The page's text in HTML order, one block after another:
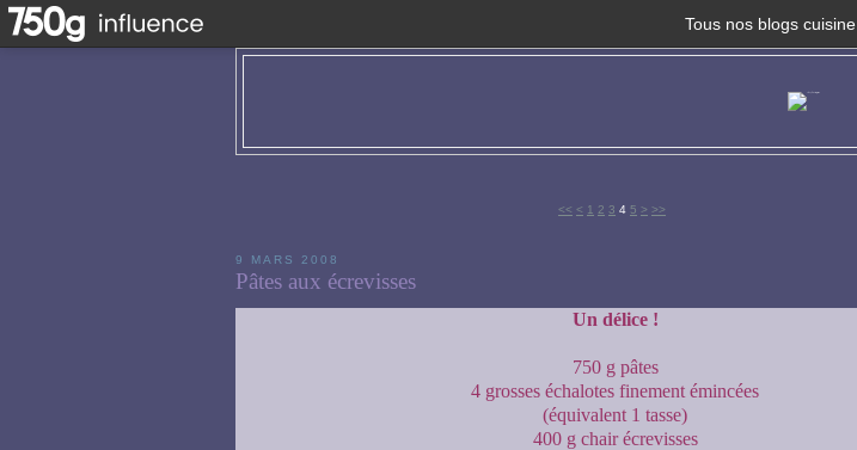
Tous nos blogs cuisine
<< < 1 2 3 4 5 > >>
9 MARS 2008
Pâtes aux écrevisses
Un délice !
750 g pâtes
4 grosses échalotes finement émincées
(équivalent 1 tasse)
400 g chair écrevisses